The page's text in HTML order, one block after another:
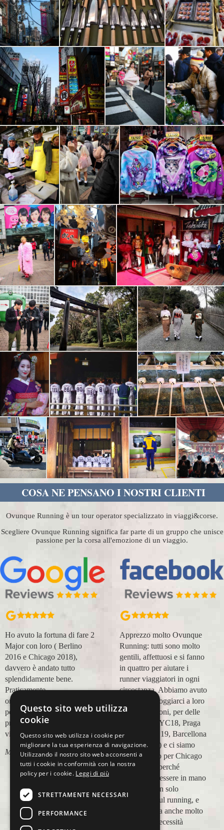
COSA NE PENSANO I NOSTRI CLIENTI
Ovunque Running è un tour operator specializzato in viaggi&corse.
Scegliere Ovunque Running significa far parte di un gruppo che unisce
passione per la corsa all'emozione di un viaggio.
Apprezzo molto Ovunque
Running: tutti sono molto
gentili, affettuosi e si fanno
in quattro per aiutare i
runner viaggiatori in ogni
circostanza. Abbiamo avuto
modo di appoggiarci a loro
in più occasioni, per delle
maratone (NYC18, Praga
19, Valencia 19, Barcellona
21, NYC 22) e ci siamo
affidati a loro per Chicago
23 (ottobre) perché
sappiamo di essere in mano
a persone non solo
competenti sul running, e
sulle città, ma anche molto
attente alle necessità
Organizzazione perfetta,
accompagnatori super
(Massimo e Anna). Prima
esperienza con voi molto
positiva! Alla prossima e
grazie!
Lara Buranti
Questo sito web utilizza
cookie
Questo sito web utilizza i cookie per
migliorare la tua esperienza di navigazione.
Utilizzando il nostro sito web acconsenti a
tutti i cookie in conformità con la nostra
policy per i cookie. Leggi di più
STRETTAMENTE NECESSARI
PERFORMANCE